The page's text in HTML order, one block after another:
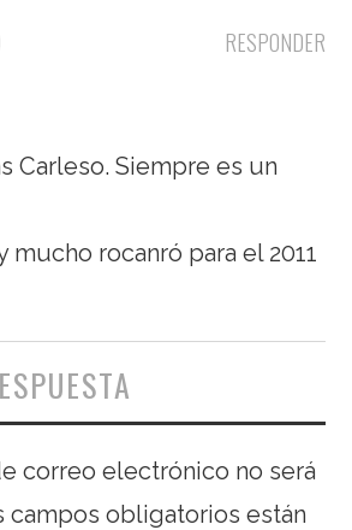
RESPONDER
Carleso. Siempre es un
mucho rocanró para el 2011
correo electrónico no será
campos obligatorios están